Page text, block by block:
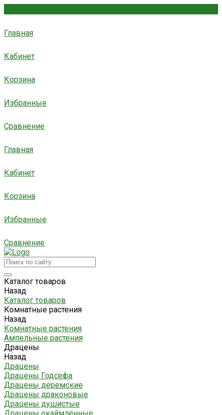
Главная
Кабинет
Корзина
Избранные
Сравнение
Главная
Кабинет
Корзина
Избранные
Сравнение
Каталог товаров
Назад
Каталог товаров
Комнатные растения
Назад
Комнатные растения
Ампельные растения
Драцены
Назад
Драцены
Драцены Годсефа
Драцены деремские
Драцены драконовые
Драцены душистые